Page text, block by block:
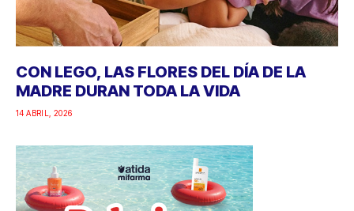
CON LEGO, LAS FLORES DEL DÍA DE LA
MADRE DURAN TODA LA VIDA
14 ABRIL, 2026